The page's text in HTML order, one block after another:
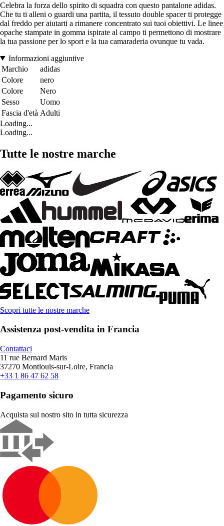
Celebra la forza dello spirito di squadra con questo pantalone adidas.
Che tu ti alleni o guardi una partita, il tessuto double spacer ti protegge
dal freddo per aiutarti a rimanere concentrato sui tuoi obiettivi. Le linee
opache stampate in gomma ispirate al campo ti permettono di mostrare
la tua passione per lo sport e la tua camaraderia ovunque tu vada.
Informazioni aggiuntive
Marchio
adidas
Colore
nero
Colore
Nero
Sesso
Uomo
Fascia d'età Adulti
Loading...
Loading...
Tutte le nostre marche
Scopri tutte le nostre marche
Assistenza post-vendita in Francia
Contattaci
11 rue Bernard Maris
37270 Montlouis-sur-Loire, Francia
+33 1 86 47 62 58
Pagamento sicuro
Acquista sul nostro sito in tutta sicurezza